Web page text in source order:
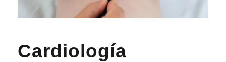
Cardiología